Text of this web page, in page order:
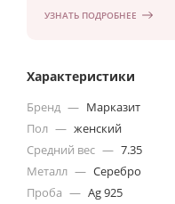
УЗНАТЬ ПОДРОБНЕЕ
Характеристики
Бренд — Марказит
Пол — женский
Средний вес — 7.35
Металл — Серебро
Проба — Ag 925